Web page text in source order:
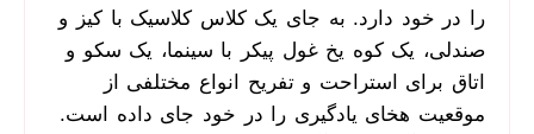
را در خود دارد. به جای یک کلاس کلاسیک با کیز و
صندلی، یک کوه یخ غول پیکر با سینما، یک سکو و
اتاق برای استراحت و تفریح انواع مختلفی از
موقعیت هخای یادگیری را در خود جای داده است.